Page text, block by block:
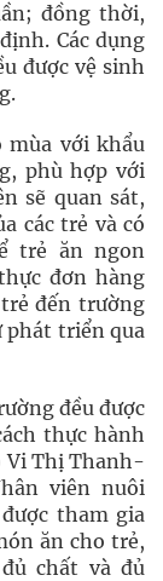
đồng thời,
Các dụng
được vệ sinh
mùa với khẩu
phù hợp với
sẽ quan sát,
các trẻ và có
trẻ ăn ngon
đơn hàng
đến trường
phát triển qua
đều được
thực hành
Vi Thị Thanh-
viên nuôi
tham gia
ăn cho trẻ,
chất và đủ